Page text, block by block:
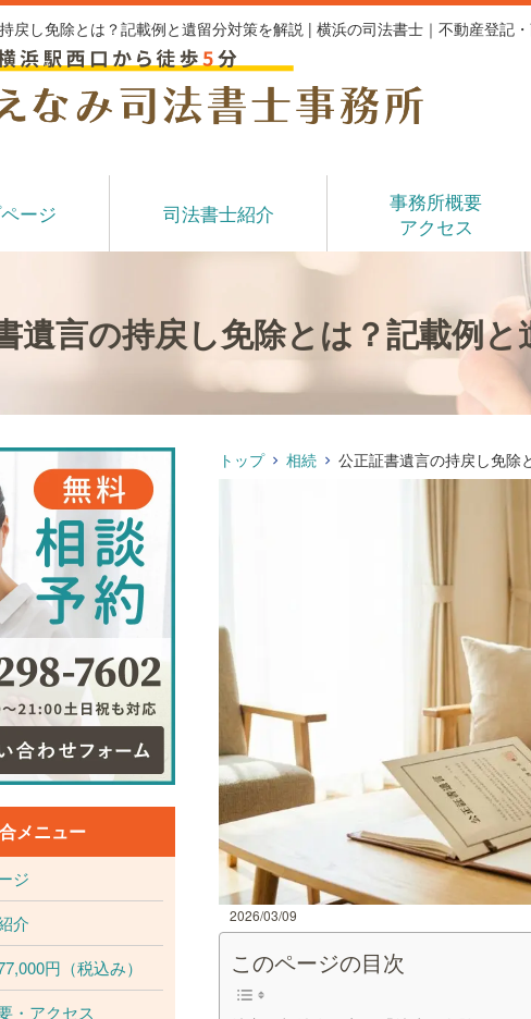
戻し免除とは？記載例と遺留分対策を解説 | 横浜の司法書士｜不動産登記
ージ 司法書士紹介
事務所概要
アクセス
遺言の持戻し免除とは？記載例
トップ 相続 公正証書遺言の持戻し免除
2026/03/09
このページの目次
メニュー
ジ
介
円（税込み）
・アクセス